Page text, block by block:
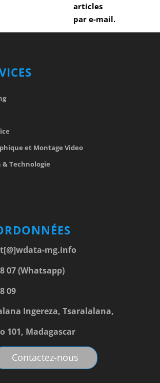
articles
par e-mail.
et Montage Video
Technologie
mg.info
07 (Whatsapp)
09
Ingereza, Tsaralalana,
101, Madagascar
Contactez-nous